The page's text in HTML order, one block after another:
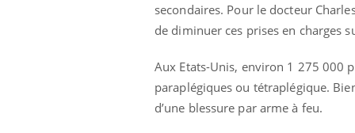
secondaires. Pour le docteur
de diminuer ces prises en charges
Aux Etats-Unis, environ 1 275 000
paraplégiques ou tétraplégique.
d’une blessure par arme à feu.